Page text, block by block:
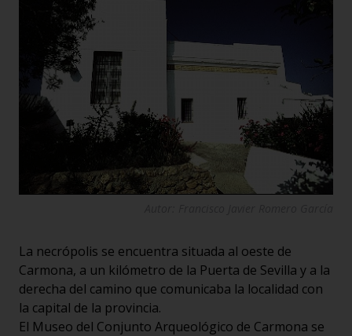
La necrópolis se encuentra situada al oeste de
Carmona, a un kilómetro de la Puerta de Sevilla y a la
derecha del camino que comunicaba la localidad con
la capital de la provincia.
El Museo del Conjunto Arqueológico de Carmona se